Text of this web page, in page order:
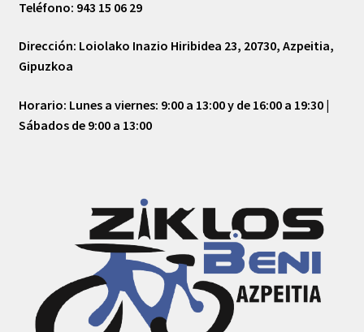
Teléfono: 943 15 06 29
Dirección: Loiolako Inazio Hiribidea 23, 20730, Azpeitia,
Gipuzkoa
Horario: Lunes a viernes: 9:00 a 13:00 y de 16:00 a 19:30 |
Sábados de 9:00 a 13:00